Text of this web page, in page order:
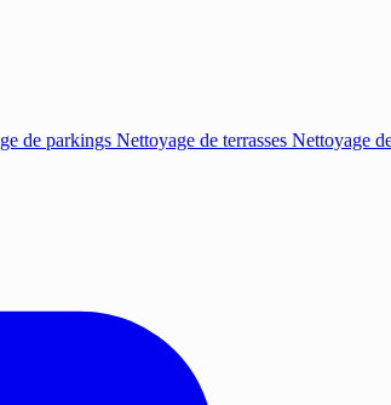
de parkings Nettoyage de terrasses Nettoyage